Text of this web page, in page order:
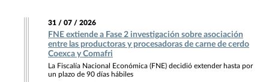
31 / 07 / 2026
FNE extiende a Fase 2 investigación sobre asociación
entre las productoras y procesadoras de carne de cerdo
Coexca y Comafri
La Fiscalía Nacional Económica (FNE) decidió extender hasta por
un plazo de 90 días hábiles